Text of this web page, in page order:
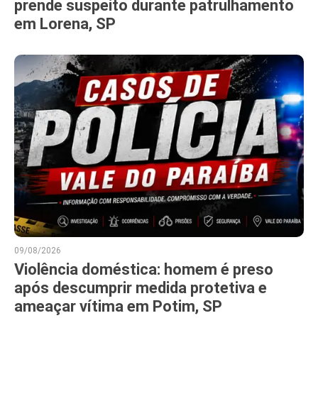
prende suspeito durante patrulhamento
em Lorena, SP
09/08/2026
Violência doméstica: homem é preso
após descumprir medida protetiva e
ameaçar vítima em Potim, SP